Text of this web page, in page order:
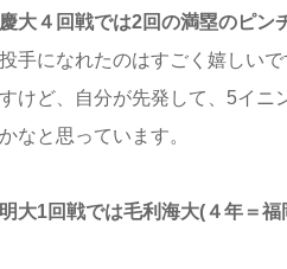
４回戦では2回の満塁のピン
手になれたのはすごく嬉しい
けど、自分が先発して、5イニ
なと思っています。
1回戦では毛利海大(４年＝福